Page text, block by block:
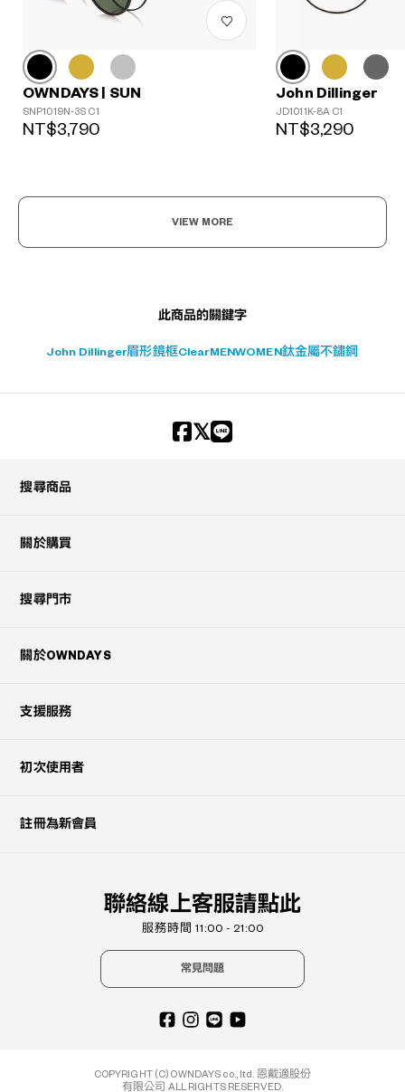
OWNDAYS | SUN
SNP1019N-3S C1
NT$3,790
John Dillinger
JD1011K-8A C1
NT$3,290
VIEW MORE
此商品的關鍵字
John Dillinger眉形鏡框ClearMENWOMEN鈦金屬不鏽鋼
搜尋商品
關於購買
搜尋門市
關於OWNDAYS
支援服務
初次使用者
註冊為新會員
聯絡線上客服請點此
服務時間 11:00 - 21:00
常見問題
COPYRIGHT (C) OWNDAYS co., ltd. 恩戴適股份
有限公司 ALL RIGHTS RESERVED.